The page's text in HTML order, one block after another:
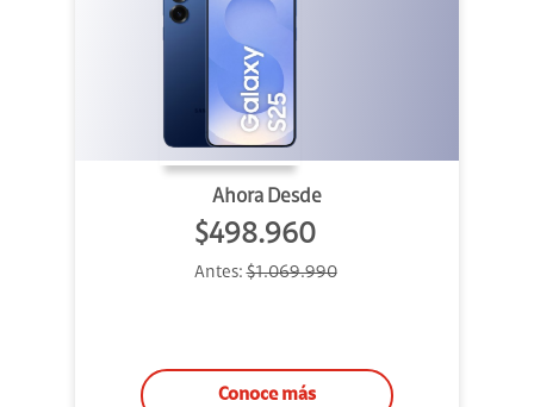
Ahora Desde
$498.960
Antes:$1.069.990
Conoce más